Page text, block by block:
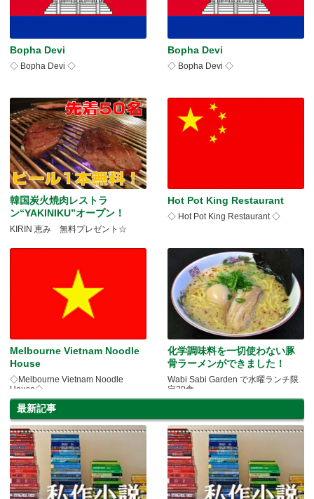
Bopha Devi
◇ Bopha Devi ◇
Bopha Devi
◇ Bopha Devi ◇
韓国炭火焼肉レストラ
ン“YAKINIKU”オープン！
KIRIN 恵み 無料プレゼント☆
Hot Pot King Restaurant
◇ Hot Pot King Restaurant ◇
Melbourne Vietnam Noodle
House
◇Melbourne Vietnam Noodle
House◇
化学調味料を一切使わない豚
骨ラーメンができました！
Wabi Sabi Garden で水曜ランチ限
定20食
最新記事